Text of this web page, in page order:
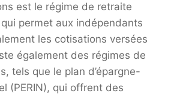
est le régime de retraite
permet aux indépendants
les cotisations versées
également des régimes de
tels que le plan d’épargne-
(PERIN), qui offrent des